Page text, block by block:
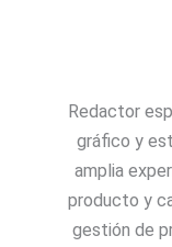
Redactor
gráfico y
amplia
producto y
gestión de